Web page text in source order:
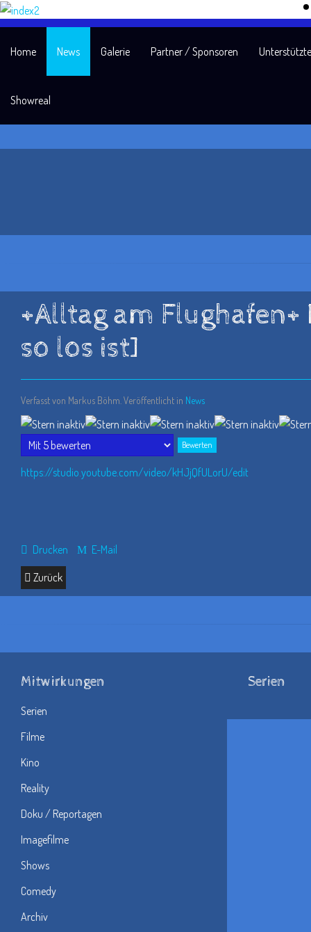
Home News Galerie Partner / Sponsoren
Showreal
+Alltag am
so los ist]
Verfasst von Markus Böhm. Veröffentlicht in News
Bitte
https://studio.youtube.com/video/kHJjQfULorU/edit
Drucken
E-Mail
Zurück
Mitwirkungen
Serien
Filme
Kino
Reality
Doku / Reportagen
Imagefilme
Shows
Comedy
Archiv
Serien